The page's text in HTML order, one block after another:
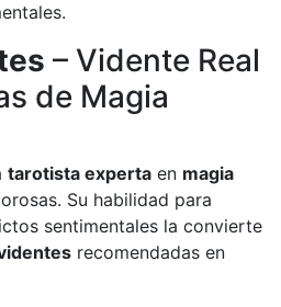
– Vidente Real
de Magia
tarotista experta en magia
Su habilidad para
sentimentales la convierte
recomendadas en